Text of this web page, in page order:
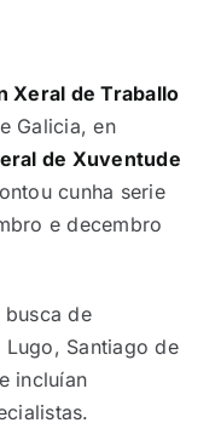
Xeral de Traballo
Galicia, en
de Xuventude
cunha serie
e decembro
de
Santiago de
incluían